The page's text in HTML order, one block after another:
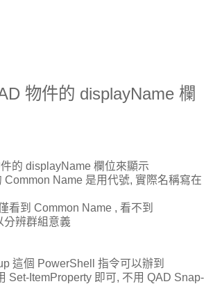
物件的 displayName 欄
的 displayName 欄位來顯示
Common Name 是用代號, 實際名稱寫在
看到 Common Name , 看不到
分辨群組意義
這個 PowerShell 指令可以辦到
Set-ItemProperty 即可, 不用 QAD Snap-